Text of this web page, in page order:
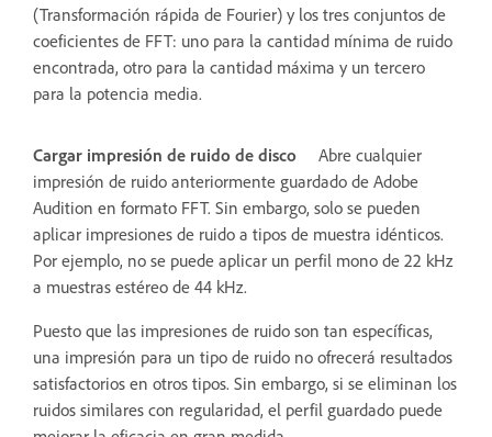
(Transformación rápida de Fourier) y los tres conjuntos de
coeficientes de FFT: uno para la cantidad mínima de ruido
encontrada, otro para la cantidad máxima y un tercero
para la potencia media.
Cargar impresión de ruido de disco
Abre cualquier
impresión de ruido anteriormente guardado de Adobe
Audition en formato FFT. Sin embargo, solo se pueden
aplicar impresiones de ruido a tipos de muestra idénticos.
Por ejemplo, no se puede aplicar un perfil mono de 22 kHz
a muestras estéreo de 44 kHz.
Puesto que las impresiones de ruido son tan específicas,
una impresión para un tipo de ruido no ofrecerá resultados
satisfactorios en otros tipos. Sin embargo, si se eliminan los
ruidos similares con regularidad, el perfil guardado puede